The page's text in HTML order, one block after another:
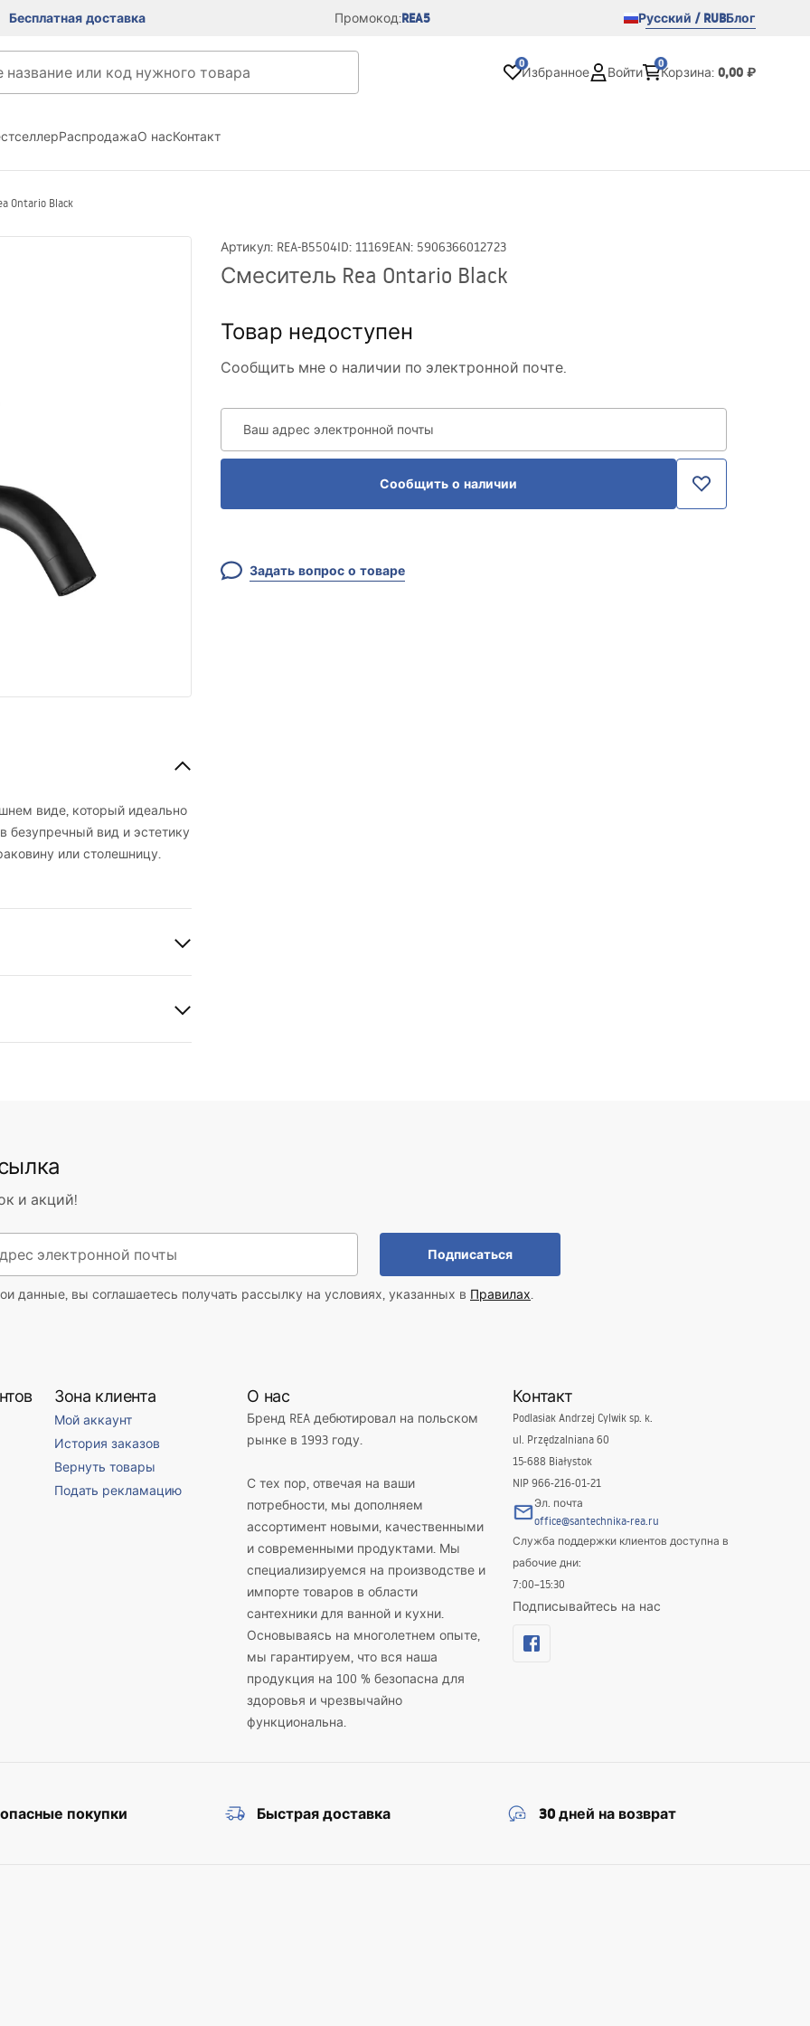
Бесплатная доставка Промокод:REA5 Русский / RUBБлог
0
Избранное Войти
0
Корзина: 0,00 ₽
РаспродажаО насКонтакт
Ontario Black
Артикул: REA-B5504ID: 11169EAN: 5906366012723
Смеситель Rea Ontario Black
Товар недоступен
Сообщить мне о наличии по электронной почте.
Ваш адрес электронной почты
Сообщить о наличии
Задать вопрос о товаре
виде, который идеально
безупречный вид и эстетику
или столешницу.
и акций!
Подписаться
данные, вы соглашаетесь получать рассылку на условиях, указанных в Правилах.
Зона клиента
Мой аккаунт
История заказов
Вернуть товары
Подать рекламацию
О нас
Бренд REA дебютировал на польском
рынке в 1993 году.
С тех пор, отвечая на ваши
потребности, мы дополняем
ассортимент новыми, качественными
и современными продуктами. Мы
специализируемся на производстве и
импорте товаров в области
сантехники для ванной и кухни.
Основываясь на многолетнем опыте,
мы гарантируем, что вся наша
продукция на 100 % безопасна для
здоровья и чрезвычайно
функциональна.
Контакт
Podlasiak Andrzej Cylwik sp. k.
ul. Przędzalniana 60
15-688 Białystok
NIP 966-216-01-21
Эл. почта
office@santechnika-rea.ru
Служба поддержки клиентов доступна в
рабочие дни:
7:00–15:30
Подписывайтесь на нас
покупки Быстрая доставка 30 дней на возврат